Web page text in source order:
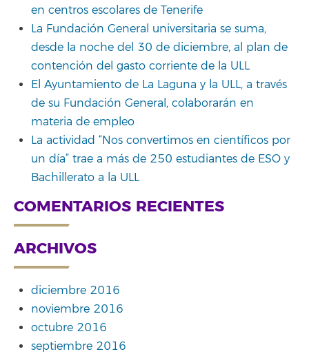
en centros escolares de Tenerife
La Fundación General universitaria se suma,
desde la noche del 30 de diciembre, al plan de
contención del gasto corriente de la ULL
El Ayuntamiento de La Laguna y la ULL, a través
de su Fundación General, colaborarán en
materia de empleo
La actividad “Nos convertimos en científicos por
un día” trae a más de 250 estudiantes de ESO y
Bachillerato a la ULL
COMENTARIOS RECIENTES
ARCHIVOS
diciembre 2016
noviembre 2016
octubre 2016
septiembre 2016